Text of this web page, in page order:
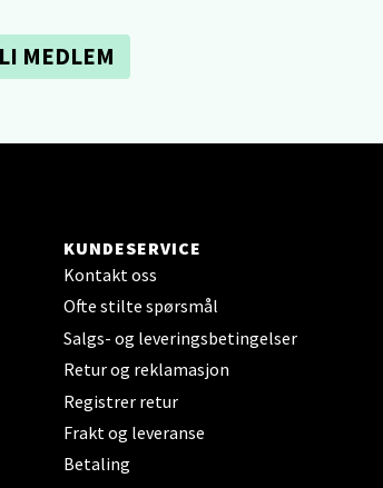
MEDLEM
KUNDESERVICE
Kontakt oss
Ofte stilte spørsmål
Salgs- og leveringsbetingelser
Retur og reklamasjon
Registrer retur
Frakt og leveranse
Betaling